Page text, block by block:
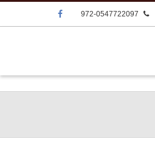
972-0547722097